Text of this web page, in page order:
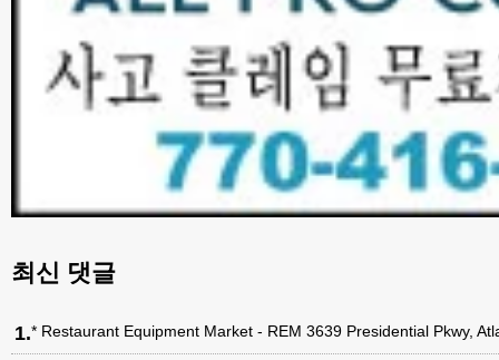
최신 댓글
1.* Restaurant Equipment Market - REM 3639 Presidential Pkwy,